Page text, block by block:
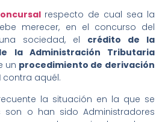
respecto de cual sea la
merecer, en el concurso del
sociedad, el crédito de la
la Administración Tributaria
un procedimiento de derivación
contra aquél.
la situación en la que se
son o han sido Administradores